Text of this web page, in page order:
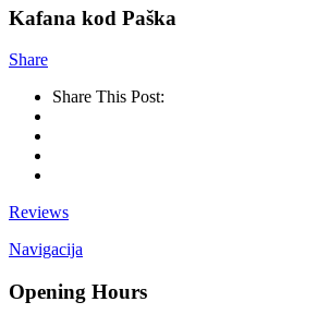
Kafana kod Paška
Share
Share This Post:
Reviews
Navigacija
Opening Hours